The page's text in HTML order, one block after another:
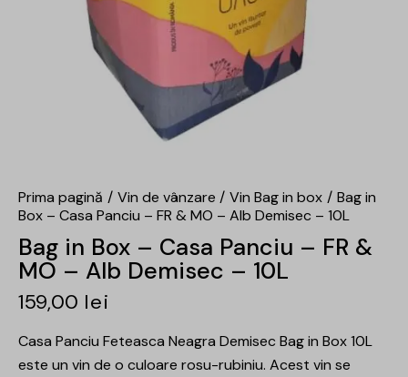
Prima pagină Vin de vânzare Vin Bag in box
Bag in
Box – Casa Panciu – FR & MO – Alb Demisec – 10L
Bag in Box – Casa Panciu – FR &
MO – Alb Demisec – 10L
159,00 lei
Casa Panciu Feteasca Neagra Demisec Bag in Box 10L
este un vin de o culoare rosu-rubiniu. Acest vin se